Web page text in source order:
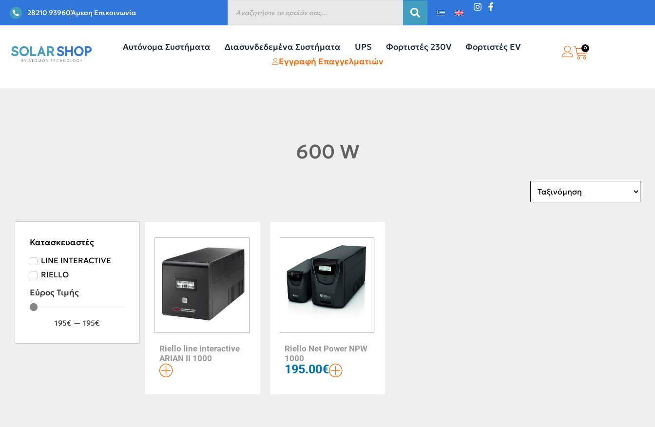
28210 93960Άμεση Επικοινωνία
Αυτόνομα Συστήματα Διασυνδεδεμένα Συστήματα UPS Φορτιστές 230V
Φορτιστές EV
Εγγραφή Επαγγελματιών
0
600 W
Κατασκευαστές
LINE INTERACTIVE
RIELLO
Εύρος Τιμής
195€ — 195€
Riello line interactive
ARIAN ΙΙ 1000
Riello Net Power NPW
1000
195.00€